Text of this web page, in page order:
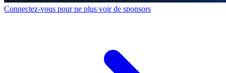
Connectez-vous pour ne plus voir de sponsors